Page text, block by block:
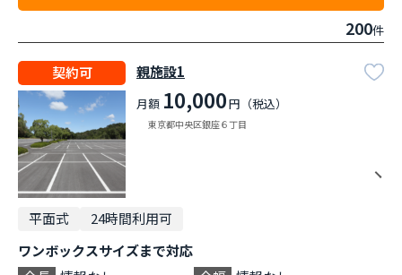
200件
契約可 親施設1
月額 10,000円（税込）
東京都中央区銀座６丁目
平面式
24時間利用可
ワンボックスサイズまで対応